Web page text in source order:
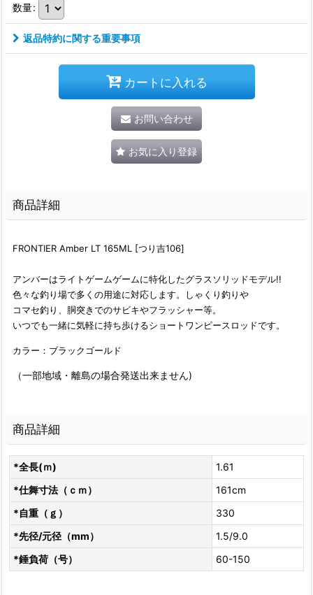
数量:
返品特約に関する重要事項
カートに入れる
お問い合わせ
お気に入り登録
商品詳細
FRONTIER Amber LT 165ML [つり吉106]
アンバーはライトゲームゲームに特化したグラスソリッドモデル!!
色々な釣り場で多くの用途に対応します。しゃくり釣りや
コマセ釣り、胴突きでのサビキやフラッシャー等。
いつでも一緒に気軽に持ち歩けるショートワンピースロッドです。
カラー：ブラックゴールド
（一部地域・離島の場合発送出来ません)
商品詳細
*全長(ｍ)
1.61
*仕舞寸法（ｃｍ）
161cm
*自重（ｇ）
330
*先径/元径（mm）
1.5/9.0
*錘負荷（号）
60-150